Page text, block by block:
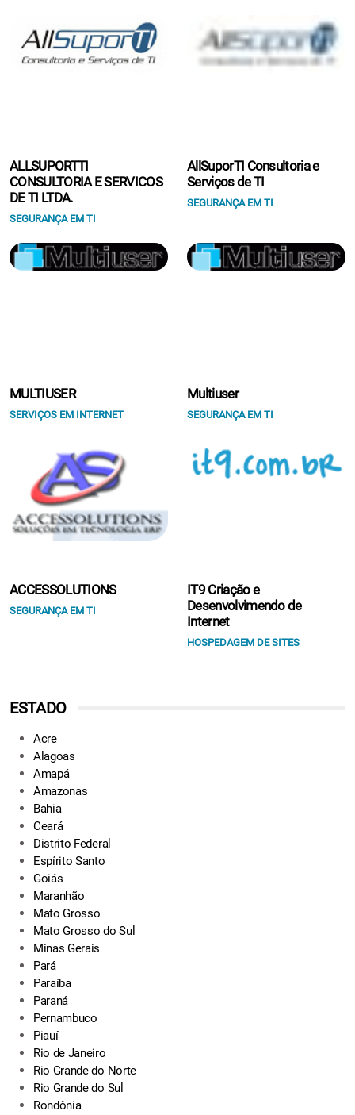
ALLSUPORTTI
CONSULTORIA E SERVICOS
DE TI LTDA.
SEGURANÇA EM TI
AllSuporTI Consultoria e
Serviços de TI
SEGURANÇA EM TI
MULTIUSER
SERVIÇOS EM INTERNET
Multiuser
SEGURANÇA EM TI
ACCESSOLUTIONS
SEGURANÇA EM TI
IT9 Criação e
Desenvolvimendo de
Internet
HOSPEDAGEM DE SITES
ESTADO
Acre
Alagoas
Amapá
Amazonas
Bahia
Ceará
Distrito Federal
Espírito Santo
Goiás
Maranhão
Mato Grosso
Mato Grosso do Sul
Minas Gerais
Pará
Paraíba
Paraná
Pernambuco
Piauí
Rio de Janeiro
Rio Grande do Norte
Rio Grande do Sul
Rondônia